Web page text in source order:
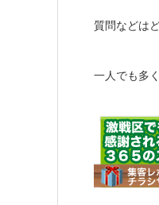
質問などは
一人でも多